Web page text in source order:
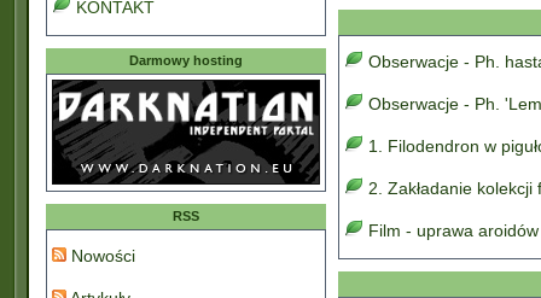
KONTAKT
Darmowy hosting
RSS
Nowości
Obserwacje - Ph.
Obserwacje - Ph.
1. Filodendron w
2. Zakładanie
Film - uprawa